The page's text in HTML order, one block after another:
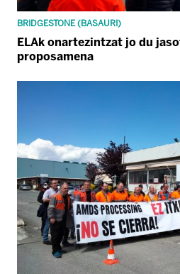
BRIDGESTONE (BASAURI)
ELAk onartezintzat jo du
proposamena